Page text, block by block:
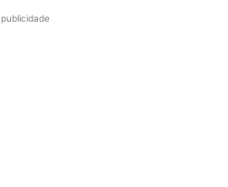
publicidade